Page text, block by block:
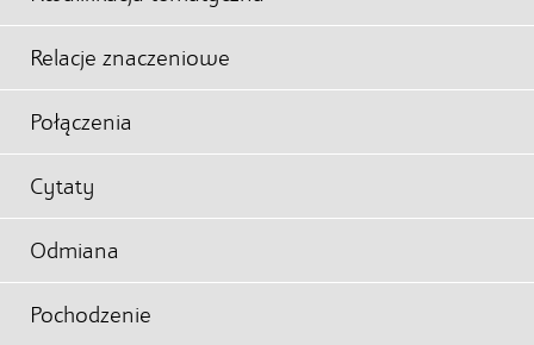
Relacje znaczeniowe
Połączenia
Cytaty
Odmiana
Pochodzenie